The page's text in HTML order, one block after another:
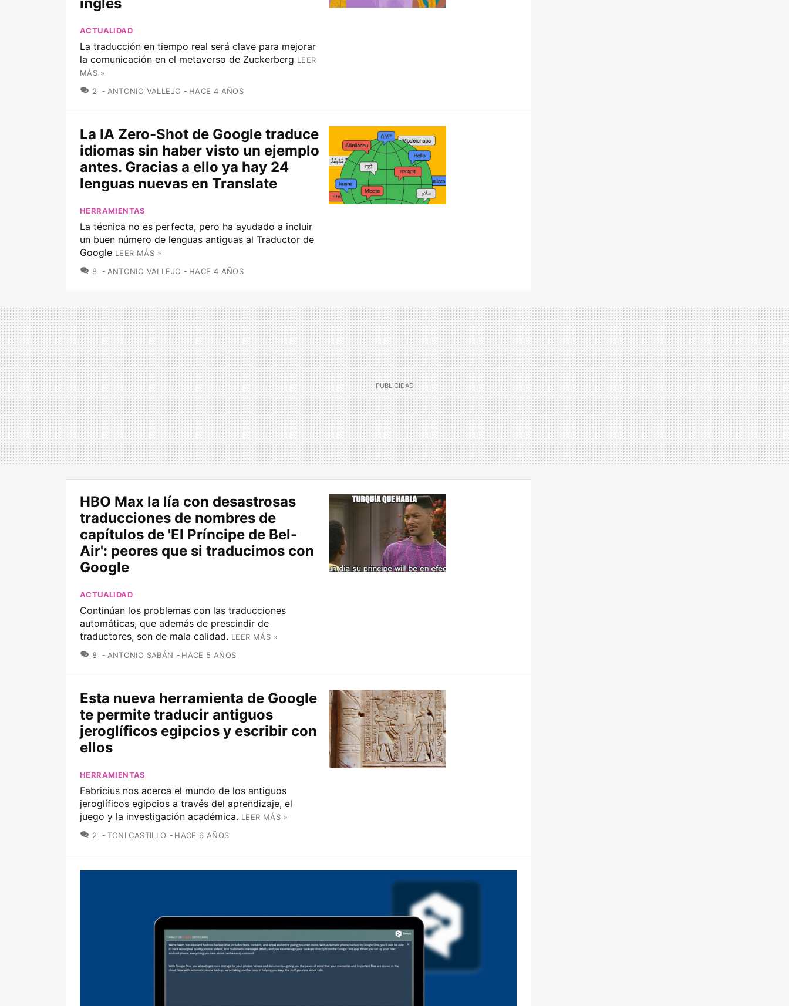
ACTUALIDAD
La traducción en tiempo real será clave para mejorar
la comunicación en el metaverso de Zuckerberg LEER
MÁS »
2
COMENTARIOS
ANTONIO VALLEJO HACE 4 AÑOS
La IA Zero-Shot de Google traduce
idiomas sin haber visto un ejemplo
antes. Gracias a ello ya hay 24
lenguas nuevas en Translate
HERRAMIENTAS
La técnica no es perfecta, pero ha ayudado a incluir
un buen número de lenguas antiguas al Traductor de
Google LEER MÁS »
8 COMENTARIOS
ANTONIO VALLEJO HACE 4 AÑOS
HBO Max la lía con desastrosas
traducciones de nombres de
capítulos de 'El Príncipe de Bel-
Air': peores que si traducimos con
Google
ACTUALIDAD
Continúan los problemas con las traducciones
automáticas, que además de prescindir de
traductores, son de mala calidad. LEER MÁS »
8 COMENTARIOS
ANTONIO SABÁN HACE 5 AÑOS
Esta nueva herramienta de Google
te permite traducir antiguos
jeroglíficos egipcios y escribir con
ellos
HERRAMIENTAS
Fabricius nos acerca el mundo de los antiguos
jeroglíficos egipcios a través del aprendizaje, el
juego y la investigación académica. LEER MÁS »
2
COMENTARIOS
TONI CASTILLO HACE 6 AÑOS